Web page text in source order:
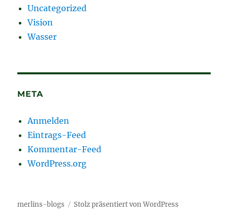
Uncategorized
Vision
Wasser
META
Anmelden
Eintrags-Feed
Kommentar-Feed
WordPress.org
merlins-blogs Stolz präsentiert von WordPress